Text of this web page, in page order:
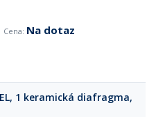
Na dotaz
1 keramická diafragma,